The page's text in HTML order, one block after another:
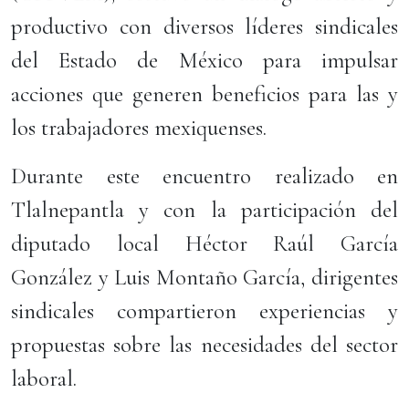
productivo con diversos líderes sindicales
del Estado de México para impulsar
acciones que generen beneficios para las y
los trabajadores mexiquenses.
Durante este encuentro realizado en
Tlalnepantla y con la participación del
diputado local Héctor Raúl García
González y Luis Montaño García, dirigentes
sindicales compartieron experiencias y
propuestas sobre las necesidades del sector
laboral.